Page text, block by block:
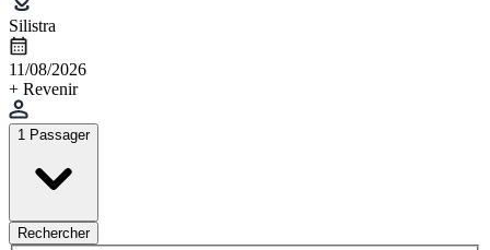
Silistra
11/08/2026
+ Revenir
1 Passager
Rechercher